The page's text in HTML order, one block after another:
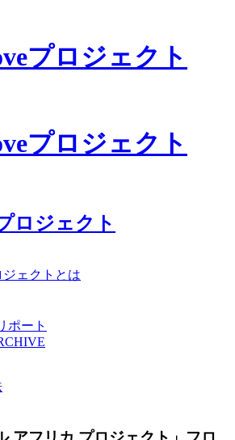
ジェクトとは
ポート